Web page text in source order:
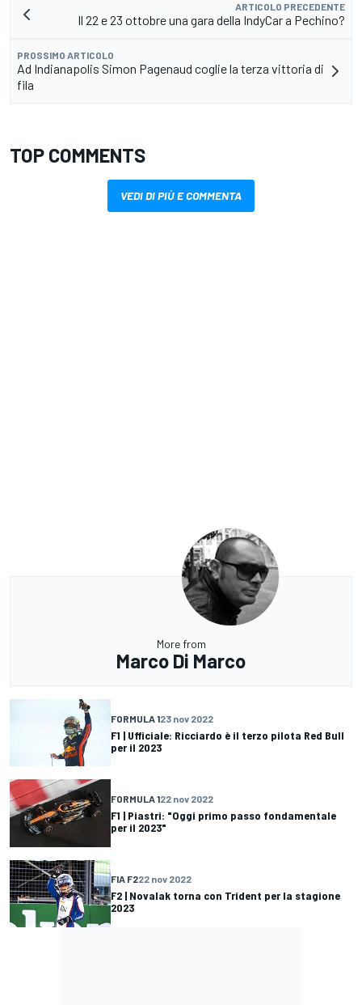
ARTICOLO PRECEDENTE
Il 22 e 23 ottobre una gara della IndyCar a Pechino?
PROSSIMO ARTICOLO
Ad Indianapolis Simon Pagenaud coglie la terza vittoria di
fila
TOP COMMENTS
VEDI DI PIÙ E COMMENTA
More from
Marco Di Marco
FORMULA 123 nov 2022
F1 | Ufficiale: Ricciardo è il terzo pilota Red Bull
per il 2023
FORMULA 122 nov 2022
F1 | Piastri: "Oggi primo passo fondamentale
per il 2023"
FIA F222 nov 2022
F2 | Novalak torna con Trident per la stagione
2023